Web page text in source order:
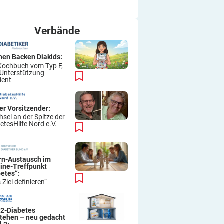
Verbände
Backen Diakids:
vom Typ F,
Vorsitzender:
an der Spitze der
Nord e.V.
Austausch im
Treffpunkt
Ziel definieren“
Diabetes
– neu gedacht